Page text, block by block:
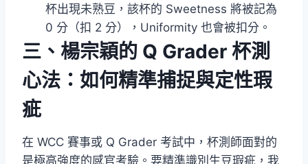
杯出現未熟豆，該杯的 Sweetness 將被記為
0 分（扣 2 分），Uniformity 也會被扣分。
三、楊宗穎的 Q Grader 杯測
心法：如何精準捕捉與定性瑕
疵
在 WCC 賽事或 Q Grader 考試中，杯測師面對的
是極高強度的感官考驗。要精準識別生豆瑕疵，我